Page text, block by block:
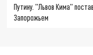
Путину. "Львов Кима"
Запорожьем